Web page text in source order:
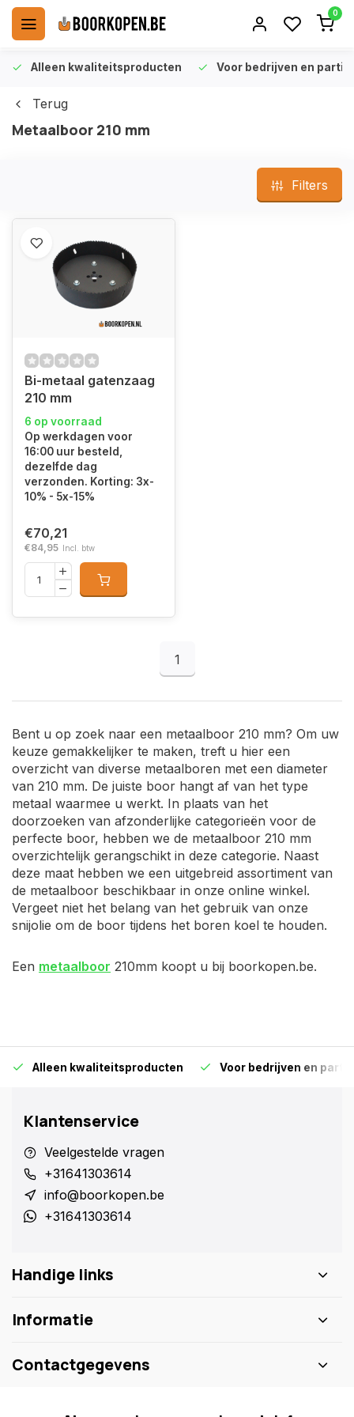
0
Alleen kwaliteitsproducten Voor bedrijven en
Terug
Metaalboor 210 mm
Filters
Bi-metaal gatenzaag
210 mm
6 op voorraad
Op werkdagen voor
16:00 uur besteld,
dezelfde dag
verzonden. Korting: 3x-
10% - 5x-15%
€70,21
€84,95 Incl. btw
1
Bent u op zoek naar een metaalboor 210 mm? Om uw
keuze gemakkelijker te maken, treft u hier een
overzicht van diverse metaalboren met een diameter
van 210 mm. De juiste boor hangt af van het type
metaal waarmee u werkt. In plaats van het
doorzoeken van afzonderlijke categorieën voor de
perfecte boor, hebben we de metaalboor 210 mm
overzichtelijk gerangschikt in deze categorie. Naast
deze maat hebben we een uitgebreid assortiment van
de metaalboor beschikbaar in onze online winkel.
Vergeet niet het belang van het gebruik van onze
snijolie om de boor tijdens het boren koel te houden.
Een metaalboor 210mm koopt u bij boorkopen.be.
Alleen kwaliteitsproducten Voor bedrijven en
Klantenservice
Veelgestelde vragen
+31641303614
info@boorkopen.be
+31641303614
Handige links
Informatie
Contactgegevens